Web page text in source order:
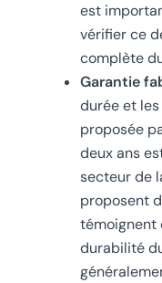
est
vérifier ce
complète
Garantie
durée et
proposée
deux ans
secteur de
proposent
témoignent
durabilité